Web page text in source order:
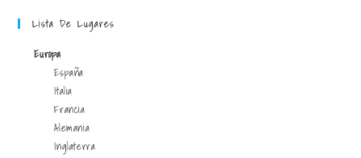
Lista De Lugares
Europa
España
Italia
Francia
Alemania
Inglaterra